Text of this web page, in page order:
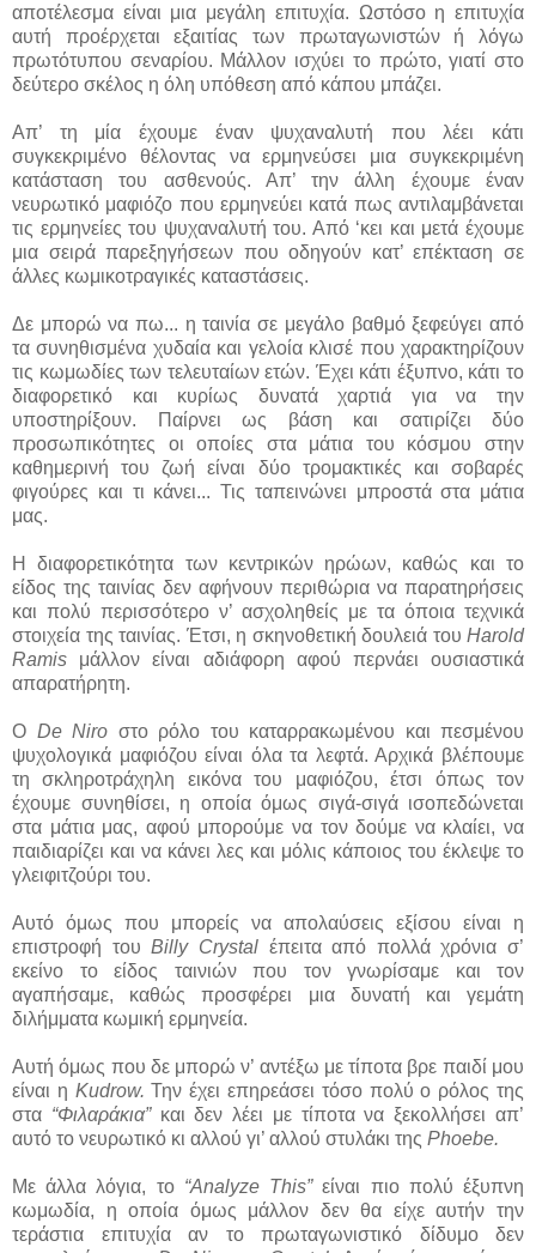
αποτέλεσμα είναι μια μεγάλη επιτυχία. Ωστόσο η επιτυχία
αυτή προέρχεται εξαιτίας των πρωταγωνιστών ή λόγω
πρωτότυπου σεναρίου. Μάλλον ισχύει το πρώτο, γιατί στο
δεύτερο σκέλος η όλη υπόθεση από κάπου μπάζει.
Απ’ τη μία έχουμε έναν ψυχαναλυτή που λέει κάτι
συγκεκριμένο θέλοντας να ερμηνεύσει μια συγκεκριμένη
κατάσταση του ασθενούς. Απ’ την άλλη έχουμε έναν
νευρωτικό μαφιόζο που ερμηνεύει κατά πως αντιλαμβάνεται
τις ερμηνείες του ψυχαναλυτή του. Από ‘κει και μετά έχουμε
μια σειρά παρεξηγήσεων που οδηγούν κατ’ επέκταση σε
άλλες κωμικοτραγικές καταστάσεις.
Δε μπορώ να πω... η ταινία σε μεγάλο βαθμό ξεφεύγει από
τα συνηθισμένα χυδαία και γελοία κλισέ που χαρακτηρίζουν
τις κωμωδίες των τελευταίων ετών. Έχει κάτι έξυπνο, κάτι το
διαφορετικό και κυρίως δυνατά χαρτιά για να την
υποστηρίξουν. Παίρνει ως βάση και σατιρίζει δύο
προσωπικότητες οι οποίες στα μάτια του κόσμου στην
καθημερινή του ζωή είναι δύο τρομακτικές και σοβαρές
φιγούρες και τι κάνει... Τις ταπεινώνει μπροστά στα μάτια
μας.
Η διαφορετικότητα των κεντρικών ηρώων, καθώς και το
είδος της ταινίας δεν αφήνουν περιθώρια να παρατηρήσεις
και πολύ περισσότερο ν’ ασχοληθείς με τα όποια τεχνικά
στοιχεία της ταινίας. Έτσι, η σκηνοθετική δουλειά του Harold
Ramis μάλλον είναι αδιάφορη αφού περνάει ουσιαστικά
απαρατήρητη.
Ο De Niro στο ρόλο του καταρρακωμένου και πεσμένου
ψυχολογικά μαφιόζου είναι όλα τα λεφτά. Αρχικά βλέπουμε
τη σκληροτράχηλη εικόνα του μαφιόζου, έτσι όπως τον
έχουμε συνηθίσει, η οποία όμως σιγά-σιγά ισοπεδώνεται
στα μάτια μας, αφού μπορούμε να τον δούμε να κλαίει, να
παιδιαρίζει και να κάνει λες και μόλις κάποιος του έκλεψε το
γλειφιτζούρι του.
Αυτό όμως που μπορείς να απολαύσεις εξίσου είναι η
επιστροφή τουBilly Crystalέπειτα από πολλά χρόνια σ’
εκείνο το είδος ταινιών που τον γνωρίσαμε και τον
αγαπήσαμε, καθώς προσφέρει μια δυνατή και γεμάτη
διλήμματα κωμική ερμηνεία.
Αυτή όμως που δε μπορώ ν’ αντέξω με τίποτα βρε παιδί μου
είναι η Kudrow. Την έχει επηρεάσει τόσο πολύ ο ρόλος της
στα “Φιλαράκια”και δεν λέει με τίποτα να ξεκολλήσει απ’
αυτό το νευρωτικό κι αλλού γι’ αλλού στυλάκι της Phoebe.
Με άλλα λόγια, το“Analyze This”είναι πιο πολύ έξυπνη
κωμωδία, η οποία όμως μάλλον δεν θα είχε αυτήν την
τεράστια επιτυχία αν το πρωταγωνιστικό δίδυμο δεν